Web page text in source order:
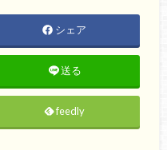
シェア
送る
feedly